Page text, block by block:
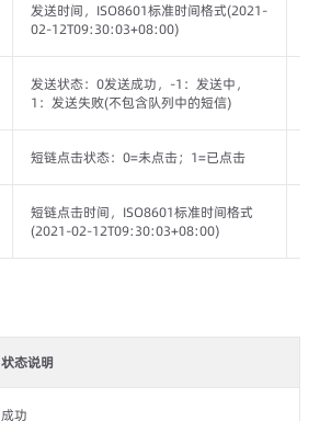
发送时间，ISO8601标准时间格式(2021-
02-12T09:30:03+08:00)
发送状态：0发送成功，-1：发送中，
1：发送失败(不包含队列中的短信)
短链点击状态：0=未点击；1=已点击
短链点击时间，ISO8601标准时间格式
(2021-02-12T09:30:03+08:00)
状态说明
成功